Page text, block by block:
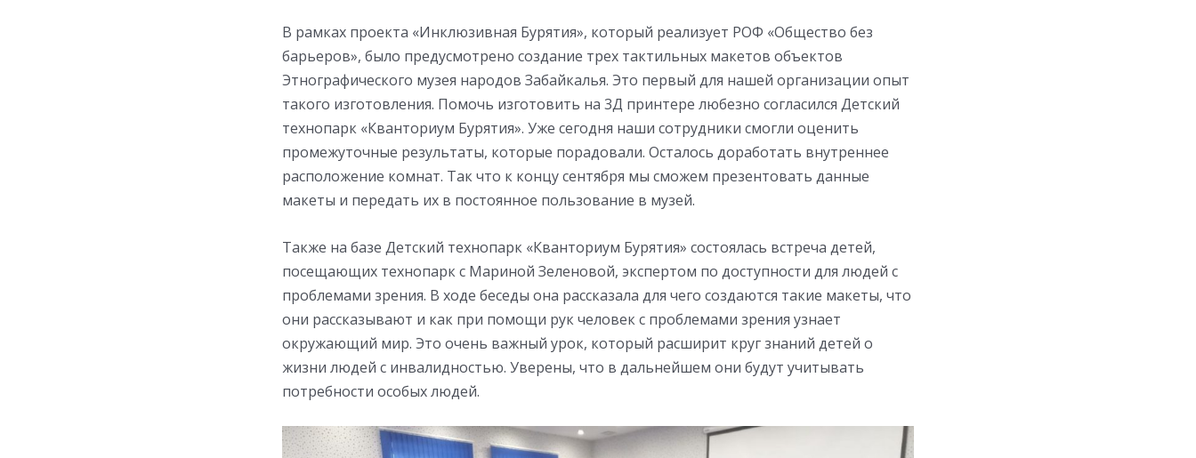
В рамках проекта «Инклюзивная Бурятия», который реализует РОФ «Общество без
барьеров», было предусмотрено создание трех тактильных макетов объектов
Этнографического музея народов Забайкалья. Это первый для нашей организации опыт
такого изготовления. Помочь изготовить на 3Д принтере любезно согласился Детский
технопарк «Кванториум Бурятия». Уже сегодня наши сотрудники смогли оценить
промежуточные результаты, которые порадовали. Осталось доработать внутреннее
расположение комнат. Так что к концу сентября мы сможем презентовать данные
макеты и передать их в постоянное пользование в музей.
Также на базе Детский технопарк «Кванториум Бурятия» состоялась встреча детей,
посещающих технопарк с Мариной Зеленовой, экспертом по доступности для людей с
проблемами зрения. В ходе беседы она рассказала для чего создаются такие макеты, что
они рассказывают и как при помощи рук человек с проблемами зрения узнает
окружающий мир. Это очень важный урок, который расширит круг знаний детей о
жизни людей с инвалидностью. Уверены, что в дальнейшем они будут учитывать
потребности особых людей.